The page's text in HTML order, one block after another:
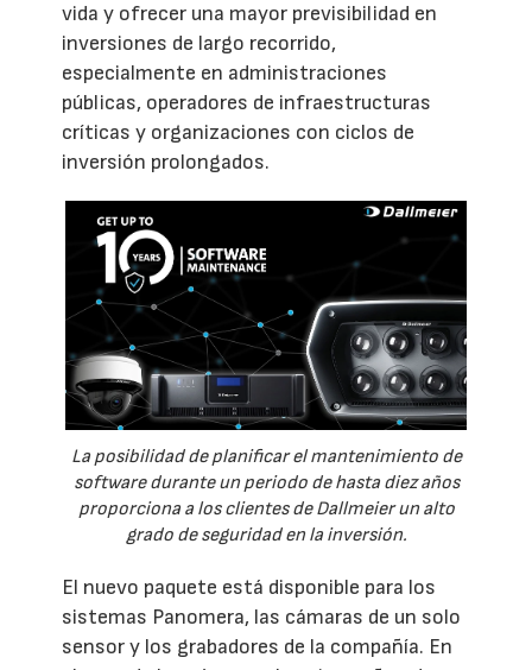
vida y ofrecer una mayor previsibilidad en
inversiones de largo recorrido,
especialmente en administraciones
públicas, operadores de infraestructuras
críticas y organizaciones con ciclos de
inversión prolongados.
La posibilidad de planificar el mantenimiento de
software durante un periodo de hasta diez años
proporciona a los clientes de Dallmeier un alto
grado de seguridad en la inversión.
El nuevo paquete está disponible para los
sistemas Panomera, las cámaras de un solo
sensor y los grabadores de la compañía. En